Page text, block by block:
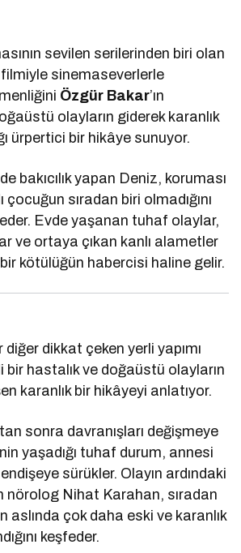
sevilen serilerinden biri olan
sinemaseverlerle
Özgür Bakar’ın
olayların giderek karanlık
ürpertici bir hikâye sunuyor.
bakıcılık yapan Deniz, koruması
çocuğun sıradan biri olmadığını
Evde yaşanan tuhaf olaylar,
ve ortaya çıkan kanlı alametler
kötülüğün habercisi haline gelir.
dikkat çeken yerli yapımı
bir hastalık ve doğaüstü olayların
karanlık bir hikâyeyi anlatıyor.
sonra davranışları değişmeye
yaşadığı tuhaf durum, annesi
sürükler. Olayın ardındaki
nörolog Nihat Karahan, sıradan
aslında çok daha eski ve karanlık
keşfeder.